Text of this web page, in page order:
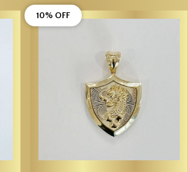
10% OFF